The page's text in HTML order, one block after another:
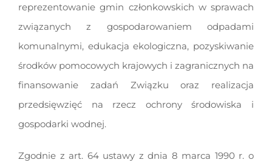
reprezentowanie gmin członkowskich w sprawach
związanych z gospodarowaniem odpadami
komunalnymi, edukacja ekologiczna, pozyskiwanie
środków pomocowych krajowych i zagranicznych na
finansowanie zadań Związku oraz realizacja
przedsięwzięć na rzecz ochrony środowiska i
gospodarki wodnej.
Zgodnie z art. 64 ustawy z dnia 8 marca 1990 r. o